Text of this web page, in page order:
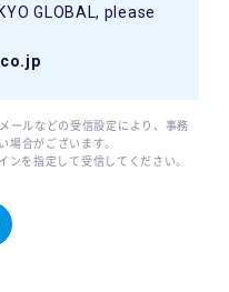
GLOBAL, please
ルなどの受信設定により、事務
場合がございます。
を指定して受信してください。